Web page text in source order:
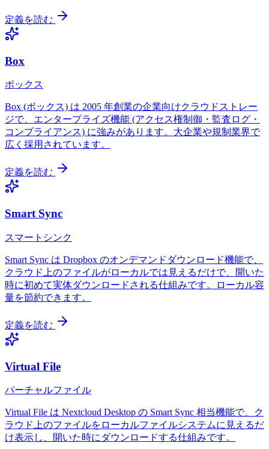
定義を読む
Box
ボックス
Box (ボックス) は 2005 年創業の企業向けクラウドストレー
ジで、エンタープライズ機能 (アクセス権制御・監査ログ・
コンプライアンス) に強みがあります。大企業や規制業界で
広く採用されています。
定義を読む
Smart Sync
スマートシンク
Smart Sync は Dropbox のオンデマンドダウンロード機能で、
クラウド上のファイルがローカルでは見えるだけで、開いた
時に初めて実体ダウンロードされる仕組みです。ローカル容
量を節約できます。
定義を読む
Virtual File
バーチャルファイル
Virtual File は Nextcloud Desktop の Smart Sync 相当機能で、ク
ラウド上のファイルをローカルファイルシステムに見えるだ
け表示し、開いた時にダウンロードする仕組みです。